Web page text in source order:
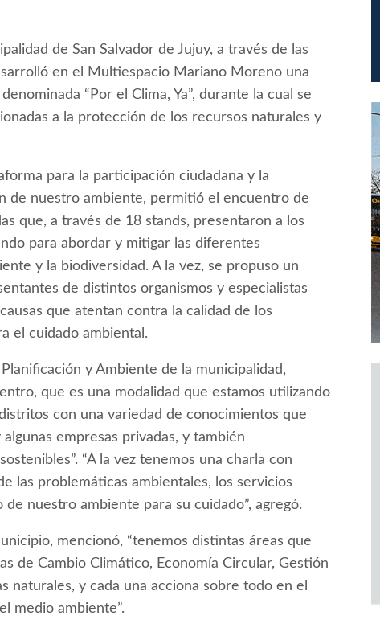
de San Salvador de Jujuy, a través de las
en el Multiespacio Mariano Moreno una
“Por el Clima, Ya”, durante la cual se
a la protección de los recursos naturales y
para la participación ciudadana y la
de nuestro ambiente, permitió el encuentro de
que, a través de 18 stands, presentaron a los
para abordar y mitigar las diferentes
y la biodiversidad. A la vez, se propuso un
de distintos organismos y especialistas
que atentan contra la calidad de los
el cuidado ambiental.
y Ambiente de la municipalidad,
que es una modalidad que estamos utilizando
con una variedad de conocimientos que
empresas privadas, y también
“A la vez tenemos una charla con
las problemáticas ambientales, los servicios
nuestro ambiente para su cuidado”, agregó.
mencionó, “tenemos distintas áreas que
de Cambio Climático, Economía Circular, Gestión
naturales, y cada una acciona sobre todo en el
medio ambiente”.